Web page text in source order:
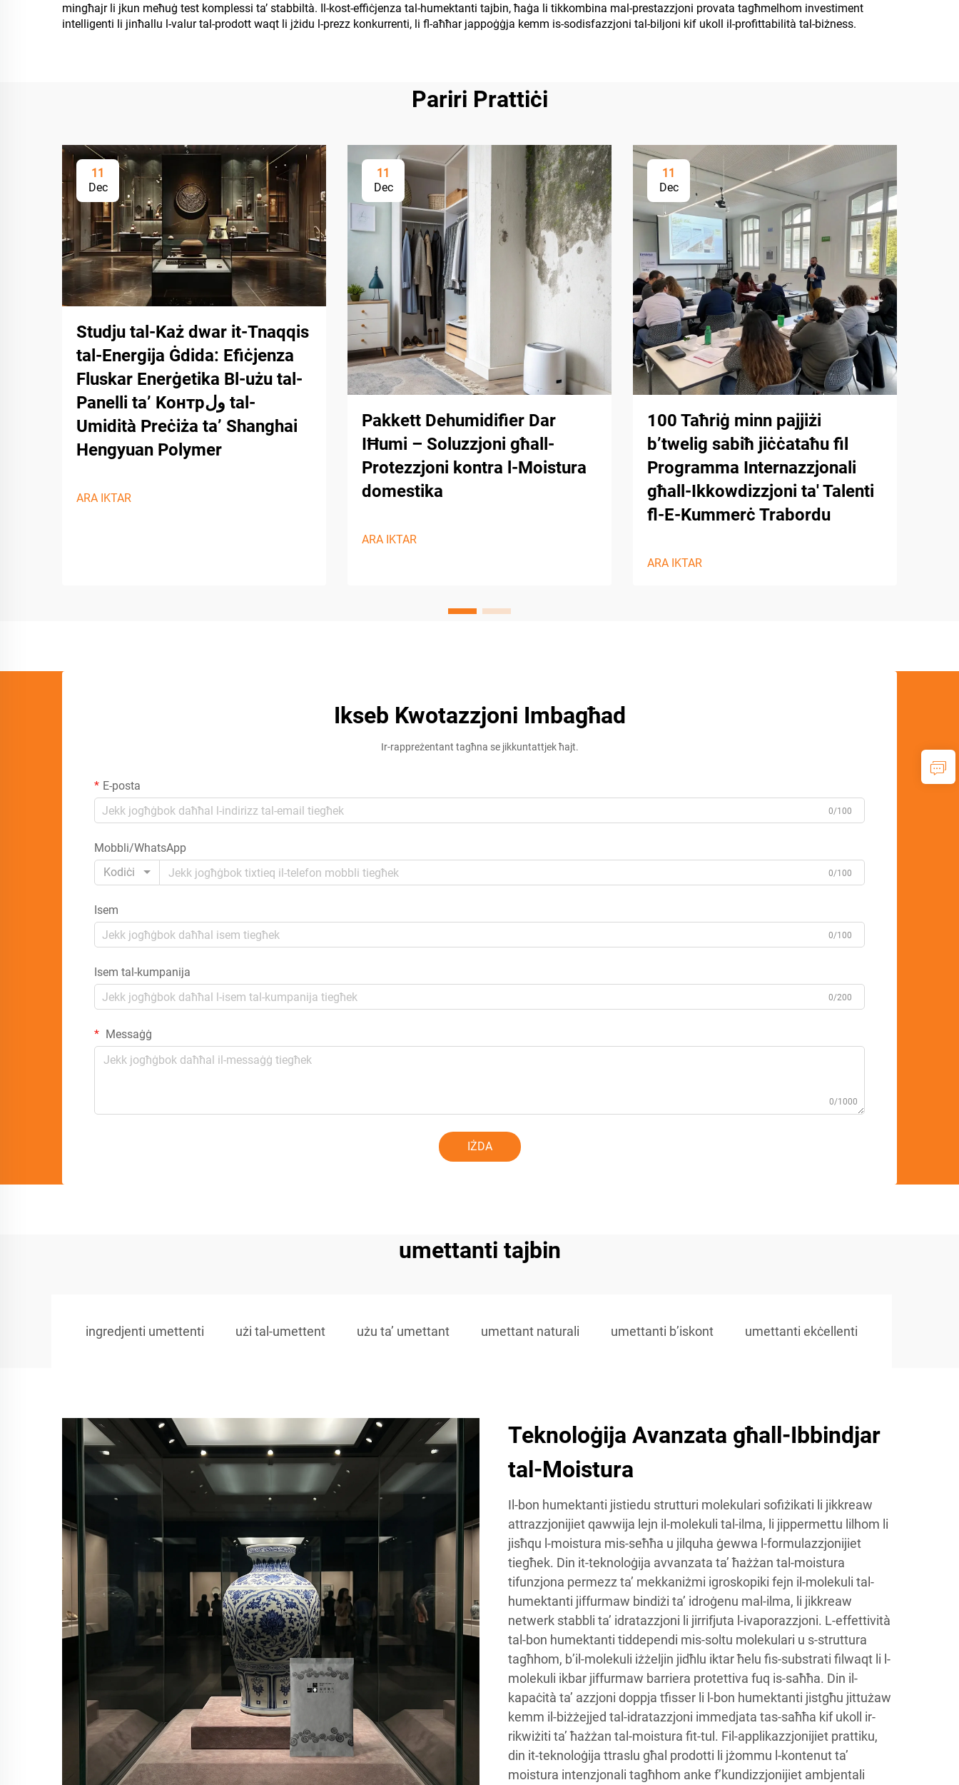
mingħajr li jkun meħuġ test komplessi ta’ stabbiltà. Il-kost-effiċjenza tal-humektanti tajbin, ħaġa li tikkombina mal-prestazzjoni provata tagħmelhom investiment
intelligenti li jinħallu l-valur tal-prodott waqt li jżidu l-prezz konkurrenti, li fl-aħħar jappoġġja kemm is-sodisfazzjoni tal-biljoni kif ukoll il-profittabilità tal-biżness.
Pariri Prattiċi
11
Dec
Studju tal-Każ dwar it-Tnaqqis
tal-Energija Ġdida: Efiċjenza
Fluskar Enerġetika Bl-użu tal-
Panelli ta’ Kонтрول tal-
Umidità Preċiża ta’ Shanghai
Hengyuan Polymer
ARA IKTAR
11
Dec
Pakkett Dehumidifier Dar
IĦumi – Soluzzjoni għall-
Protezzjoni kontra l-Moistura
domestika
ARA IKTAR
11
Dec
100 Taħriġ minn pajjiżi
b’twelig sabiħ jiċċataħu fil
Programma Internazzjonali
għall-Ikkowdizzjoni ta' Talenti
fl-E-Kummerċ Trabordu
ARA IKTAR
Ikseb Kwotazzjoni Imbagħad
Ir-rappreżentant tagħna se jikkuntattjek ħajt.
E-posta
0/100
Mobbli/WhatsApp
Kodiċi
0/100
Isem
0/100
Isem tal-kumpanija
0/200
Messaġġ
0/1000
IŻDA
umettanti tajbin
ingredjenti umettenti użi tal-umettent użu ta’ umettant umettant naturali umettanti b’iskont umettanti ekċellenti
Teknoloġija Avanzata għall-Ibbindjar
tal-Moistura
Il-bon humektanti jistiedu strutturi molekulari sofiżikati li jikkreaw
attrazzjonijiet qawwija lejn il-molekuli tal-ilma, li jippermettu lilhom li
jisħqu l-moistura mis-seħħa u jilquha ġewwa l-formulazzjonijiet
tiegħek. Din it-teknoloġija avvanzata ta’ ħażżan tal-moistura
tifunzjona permezz ta’ mekkaniżmi igroskopiki fejn il-molekuli tal-
humektanti jiffurmaw bindiżi ta’ idroġenu mal-ilma, li jikkreaw
netwerk stabbli ta’ idratazzjoni li jirrifjuta l-ivaporazzjoni. L-effettività
tal-bon humektanti tiddependi mis-soltu molekulari u s-struttura
tagħhom, b’il-molekuli iżżeljin jidħlu iktar ħelu fis-substrati filwaqt li l-
molekuli ikbar jiffurmaw barriera protettiva fuq is-saħħa. Din il-
kapaċità ta’ azzjoni doppja tfisser li l-bon humektanti jistgħu jittużaw
kemm il-biżżejjed tal-idratazzjoni immedjata tas-saħħa kif ukoll ir-
rikwiżiti ta’ ħażżan tal-moistura fit-tul. Fil-applikazzjonijiet prattiku,
din it-teknoloġija ttraslu għal prodotti li jżommu l-kontenut ta’
moistura intenzjonali tagħhom anke f’kundizzjonijiet ambjentali